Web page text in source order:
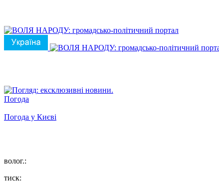
Погода
Погода у Києві
волог.:
тиск: